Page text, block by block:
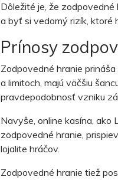
Dôležité je, že
a byť si vedomý rizík, ktoré
Prínosy
Zodpovedné hranie
a limitoch, majú väčšiu
pravdepodobnosť vzniku
Navyše, online kasína, ako
zodpovedné hranie,
lojalite hráčov.
Zodpovedné hranie tiež